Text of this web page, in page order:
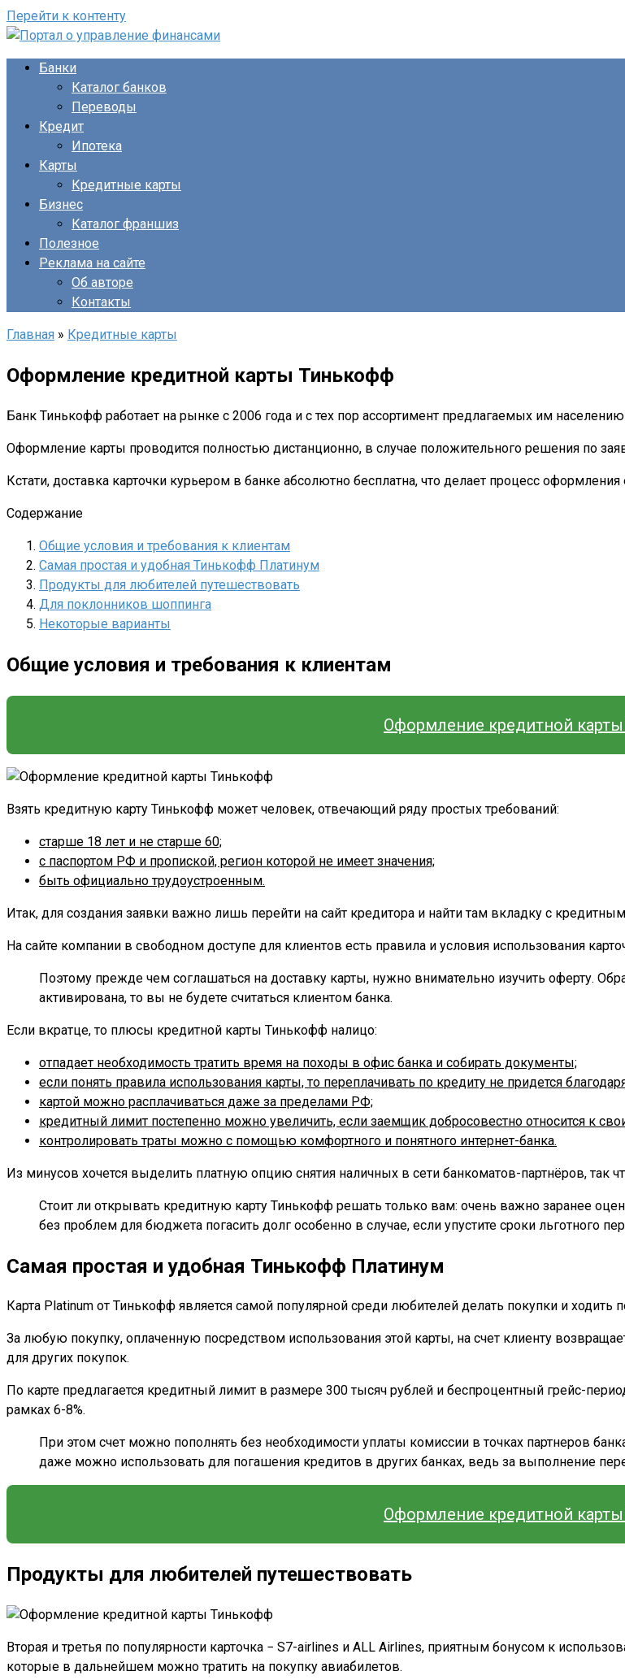
Перейти к контенту
Банки
Каталог банков
Переводы
Кредит
Ипотека
Карты
Кредитные карты
Бизнес
Каталог франшиз
Полезное
Реклама на сайте
Об авторе
Контакты
Главная » Кредитные карты
Оформление кредитной карты Тинькофф
Банк Тинькофф работает на рынке с 2006 года и с тех пор ассортимент предлагаемых им
Оформление карты проводится полностью дистанционно, в случае положительного решения по
Кстати, доставка карточки курьером в банке абсолютно бесплатна, что делает процесс
Содержание
Общие условия и требования к клиентам
Самая простая и удобная Тинькофф Платинум
Продукты для любителей путешествовать
Для поклонников шоппинга
Некоторые варианты
Общие условия и требования к клиентам
Оформление кредитной
Взять кредитную карту Тинькофф может человек, отвечающий ряду простых требований:
старше 18 лет и не старше 60;
с паспортом РФ и пропиской, регион которой не имеет значения;
быть официально трудоустроенным.
Итак, для создания заявки важно лишь перейти на сайт кредитора и найти там вкладку с
На сайте компании в свободном доступе для клиентов есть правила и условия использования
Поэтому прежде чем соглашаться на доставку карты, нужно внимательно изучить оферту.
активирована, то вы не будете считаться клиентом банка.
Если вкратце, то плюсы кредитной карты Тинькофф налицо:
отпадает необходимость тратить время на походы в офис банка и собирать документы;
если понять правила использования карты, то переплачивать по кредиту не придется
картой можно расплачиваться даже за пределами РФ;
кредитный лимит постепенно можно увеличить, если заемщик добросовестно относится к
контролировать траты можно с помощью комфортного и понятного интернет-банка.
Из минусов хочется выделить платную опцию снятия наличных в сети банкоматов-партнёров, так
Стоит ли открывать кредитную карту Тинькофф решать только вам: очень важно заранее
без проблем для бюджета погасить долг особенно в случае, если упустите сроки льготного
Самая простая и удобная Тинькофф Платинум
Карта Platinum от Тинькофф является самой популярной среди любителей делать покупки и ходить
За любую покупку, оплаченную посредством использования этой карты, на счет клиенту
для других покупок.
По карте предлагается кредитный лимит в размере 300 тысяч рублей и беспроцентный грейс-
рамках 6-8%.
При этом счет можно пополнять без необходимости уплаты комиссии в точках партнеров
даже можно использовать для погашения кредитов в других банках, ведь за выполнение
Оформление кредитной
Продукты для любителей путешествовать
Вторая и третья по популярности карточка − S7-airlines и ALL Airlines, приятным бонусом к
которые в дальнейшем можно тратить на покупку авиабилетов.